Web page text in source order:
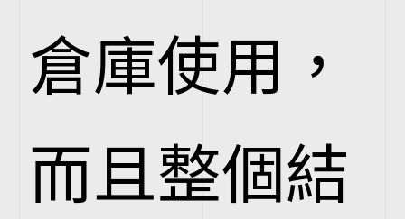
倉庫使用，
而且整個結